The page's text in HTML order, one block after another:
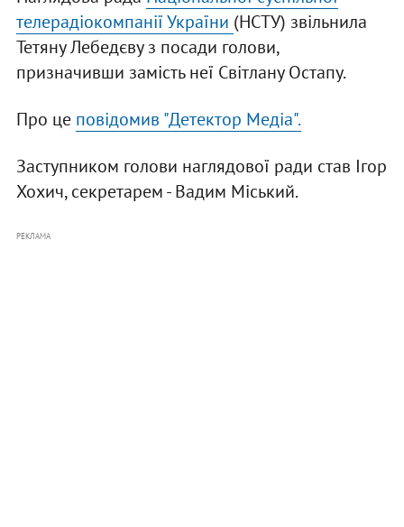
телерадіокомпанії України (НСТУ) звільнила
Тетяну Лебедєву з посади голови,
призначивши замість неї Світлану Остапу.
Про це повідомив "Детектор Медіа".
Заступником голови наглядової ради став Ігор
Хохич, секретарем - Вадим Міський.
РЕКЛАМА